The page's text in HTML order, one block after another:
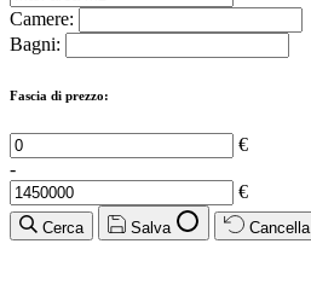
Camere:
Bagni:
Fascia di prezzo:
€
-
€
Cerca Salva Cancella